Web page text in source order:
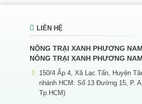
LIÊN HỆ
NÔNG TRẠI XANH PHƯƠNG
NÔNG TRẠI XANH PHƯƠNG
150/4 Ấp 4, Xã Lạc Tấn, Huyện
nhánh HCM: Số 13 Đường 15, P.
Tp.HCM)